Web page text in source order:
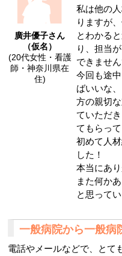
廣井優子さん
（仮名）
(20代女性・看護
師・神奈川県在
住)
私は他の
りますが
とわかる
り、担当
できません
今回も途
ばいいな
方の親切
ていただ
てもらっ
初めて人
した！
本当にあ
また何か
と思ってい
一般病院から一般病
電話やメールなどで、とて